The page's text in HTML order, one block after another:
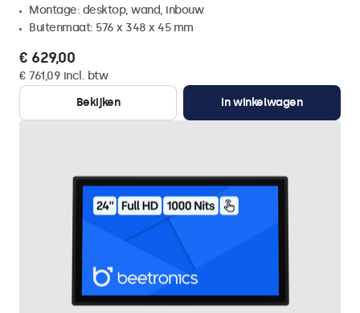
Montage: desktop, wand, inbouw
Buitenmaat: 576 x 348 x 45 mm
€ 629,00
€ 761,09 incl. btw
Bekijken
In winkelwagen